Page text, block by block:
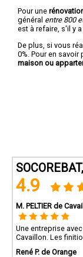
Pour une
général entre 800
est à refaire, s'il y
De plus, si vous
0%. Pour en
maison ou
4.9
M. PELTIER de
Une entreprise
Cavaillon. Les
René P. de Orange